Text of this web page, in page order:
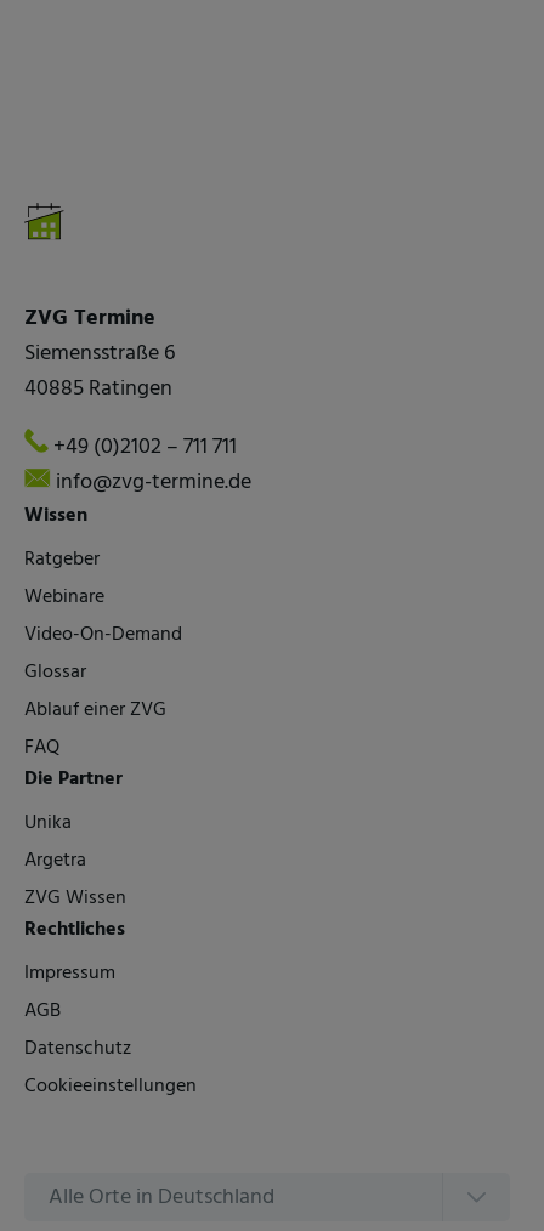
ZVG Termine
Siemensstraße 6
40885 Ratingen
+49 (0)2102 – 711 711
info@zvg-termine.de
Wissen
Ratgeber
Webinare
Video-On-Demand
Glossar
Ablauf einer ZVG
FAQ
Die Partner
Unika
Argetra
ZVG Wissen
Rechtliches
Impressum
AGB
Datenschutz
Cookieeinstellungen
Alle Orte in Deutschland